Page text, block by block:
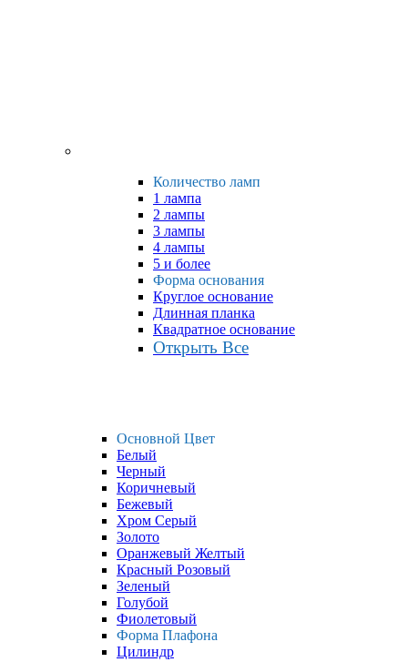
Количество ламп
1 лампа
2 лампы
3 лампы
4 лампы
5 и более
Форма основания
Круглое основание
Длинная планка
Квадратное основание
Открыть Все
Основной Цвет
Белый
Черный
Коричневый
Бежевый
Хром Серый
Золото
Оранжевый Желтый
Красный Розовый
Зеленый
Голубой
Фиолетовый
Форма Плафона
Цилиндр